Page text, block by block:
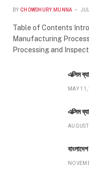
BY CHOWDHURY.MUNNA
Table of Contents
Manufacturing
Processing and
এক্সিম
MAY
এক্সিম